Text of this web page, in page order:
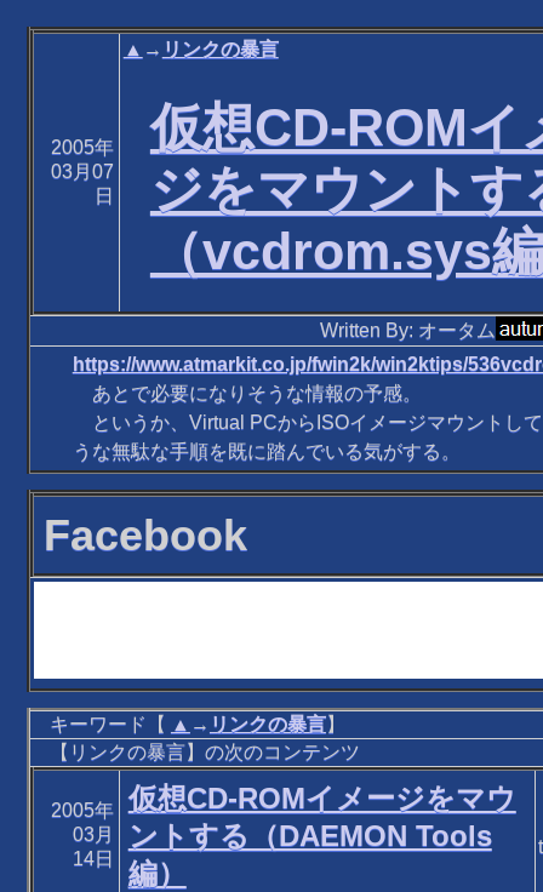
2005年
03月07
日
▲ → リンクの暴言
仮想CD-ROMイ
ジをマウントす
（vcdrom.sys
Written By: オータム
https://www.atmarkit.co.jp/fwin2k/win2ktips/
あとで必要になりそうな情報の予感。
というか、Virtual PCからISOイメージマウントし
うな無駄な手順を既に踏んでいる気がする。
Facebook
キーワード【 ▲ → リンクの暴言】
【リンクの暴言】の次のコンテンツ
2005年
03月
14日
仮想CD-ROMイメージをマウ
ントする（DAEMON Tools
編）